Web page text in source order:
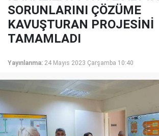
SORUNLARINI ÇÖZÜME
KAVUŞTURAN PROJESİNİ
TAMAMLADI
Yayınlanma: 24 Mayıs 2023 Çarşamba 10:40